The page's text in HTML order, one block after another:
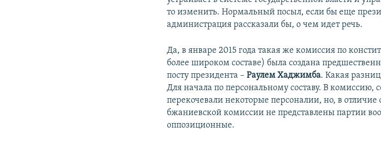
то изменить. Нормальный посыл, если бы еще
администрация рассказали бы, о чем идет речь.
Да, в январе 2015 года такая же комиссия по
более широком составе) была создана
посту президента –Раулем Хаджимба. Какая
Для начала по персональному составу. В
перекочевали некоторые персоналии, но, в
бжаниевской комиссии не представлены партии
оппозиционные.